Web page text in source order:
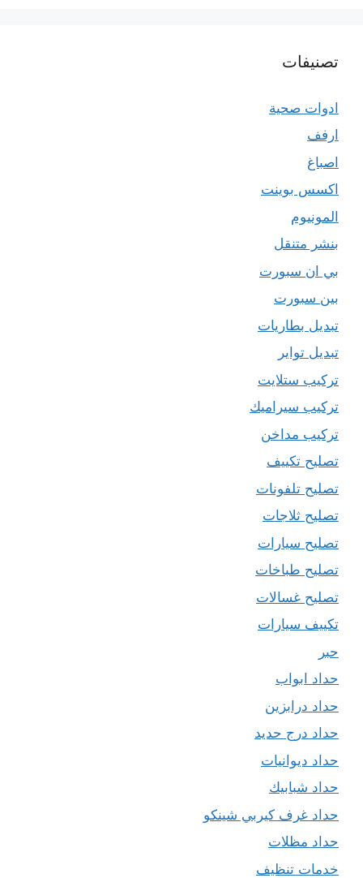
تصنيفات
ادوات صحية
ارفف
اصباغ
اكسس بوينت
المونيوم
بنشر متنقل
بي ان سبورت
بين سبورت
تبديل بطاريات
تبديل تواير
تركيب ستلايت
تركيب سيراميك
تركيب مداخن
تصليح تكييف
تصليح تلفونات
تصليح ثلاجات
تصليح سيارات
تصليح طباخات
تصليح غسالات
تكييف سيارات
حبر
حداد ابواب
حداد درابزين
حداد درج حديد
حداد ديوانيات
حداد شبابيك
حداد غرف كيربي شينكو
حداد مظلات
خدمات تنظيف